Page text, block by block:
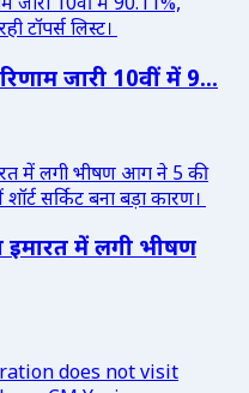
जारी 10वीं में 9...
में लगी भीषण